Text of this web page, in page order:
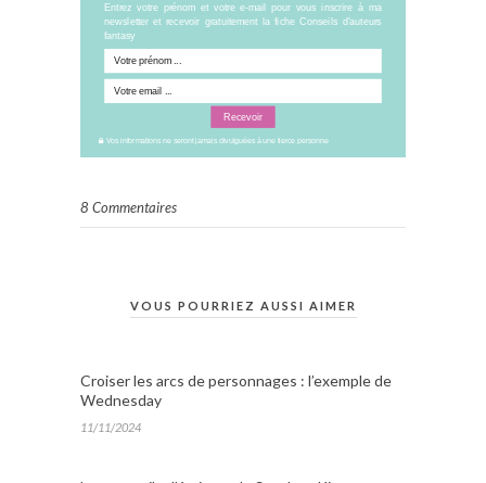
Entrez votre prénom et votre e-mail pour vous inscrire à ma
newsletter et recevoir gratuitement la fiche Conseils d'auteurs
fantasy
Recevoir
Vos informations ne seront jamais divulguées à une tierce personne
8 Commentaires
VOUS POURRIEZ AUSSI AIMER
Croiser les arcs de personnages : l’exemple de
Wednesday
11/11/2024